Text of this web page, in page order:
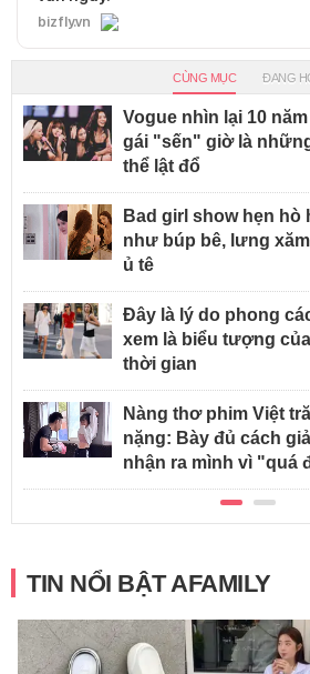
bizfly.vn
CÙNG MỤC ĐANG
Vogue nhìn lại 10
gái "sến" giờ là
thể lật đổ
Bad girl show hẹn hò
như búp bê, lưng
ủ tê
Đây là lý do phong
xem là biểu tượng
thời gian
Nàng thơ phim Việt
nặng: Bày đủ cách
nhận ra mình vì "quá
TIN NỔI BẬT AFAMILY